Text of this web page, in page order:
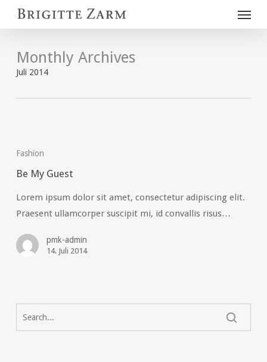
contentMonthly Archives
Juli 2014
My
Fashion
Be My Guest
Lorem ipsum dolor sit amet, consectetur adipiscing elit.
Praesent ullamcorper suscipit mi, id convallis risus…
pmk-admin
14. Juli 2014